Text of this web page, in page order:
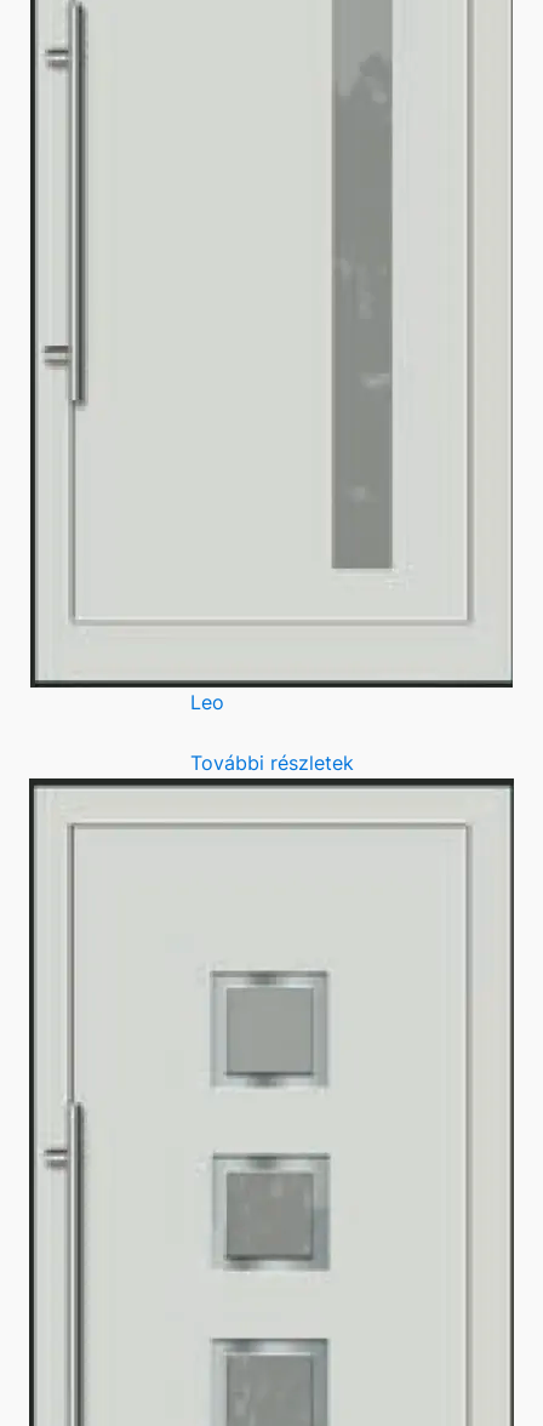
Leo
További részletek